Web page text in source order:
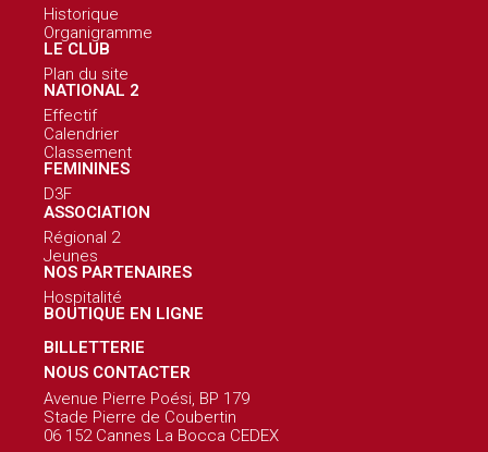
Historique
Organigramme
LE CLUB
Plan du site
NATIONAL 2
Effectif
Calendrier
Classement
FEMININES
D3F
ASSOCIATION
Régional 2
Jeunes
NOS PARTENAIRES
Hospitalité
BOUTIQUE EN LIGNE
BILLETTERIE
NOUS CONTACTER
Avenue Pierre Poési, BP 179
Stade Pierre de Coubertin
06 152 Cannes La Bocca CEDEX